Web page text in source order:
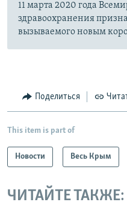
11 марта 2020 года
здравоохранения
вызываемого новым
Поделиться
This item is part of
Новости Весь Крым
ЧИТАЙТЕ ТАКЖЕ: